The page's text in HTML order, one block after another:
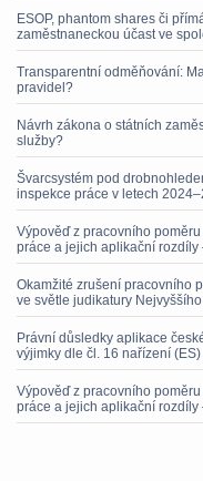
ESOP, phantom shares či
zaměstnaneckou účast ve
Transparentní odměňování:
pravidel?
Návrh zákona o státních
služby?
Švarcsystém pod
inspekce práce v letech
Výpověď z pracovního
práce a jejich aplikační rozdíly
Okamžité zrušení pracovního
ve světle judikatury
Právní důsledky aplikace
výjimky dle čl. 16 nařízení
Výpověď z pracovního
práce a jejich aplikační rozdíly